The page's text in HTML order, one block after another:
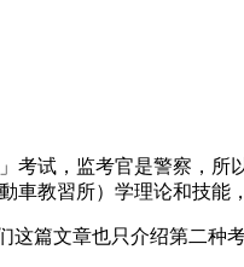
考试，监考官是警察，
教習所）学理论和技能
篇文章也只介绍第二种